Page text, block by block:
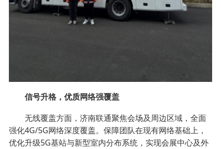
信号升格，优质网络强覆盖
无线覆盖方面，济南联通聚焦会场及周边区域，全面
强化4G/5G网络深度覆盖。保障团队在现有网络基础上，
优化升级5G基站与新型室内分布系统，实现会展中心及外